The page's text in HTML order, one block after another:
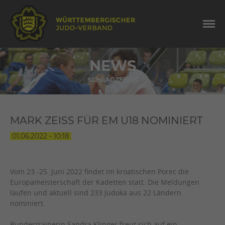
NEWS
SCHLAGZEILEN
MARK ZEISS FÜR EM U18 NOMINIERT
01.06.2022 - 10:18
Vom 23.-25. Juni 2022 findet im kroatischen Porec die
Europameisterschaft der Kadetten statt. Die Meldungen
laufen und aktuell sind 233 Judoka aus 22 Ländern
nominiert.